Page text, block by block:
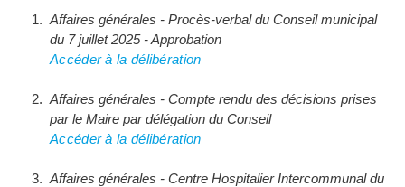
Affaires générales - Procès-verbal du Conseil municipal
du 7 juillet 2025 - Approbation
Accéder à la délibération
Affaires générales - Compte rendu des décisions prises
par le Maire par délégation du Conseil
Accéder à la délibération
Affaires générales - Centre Hospitalier Intercommunal du